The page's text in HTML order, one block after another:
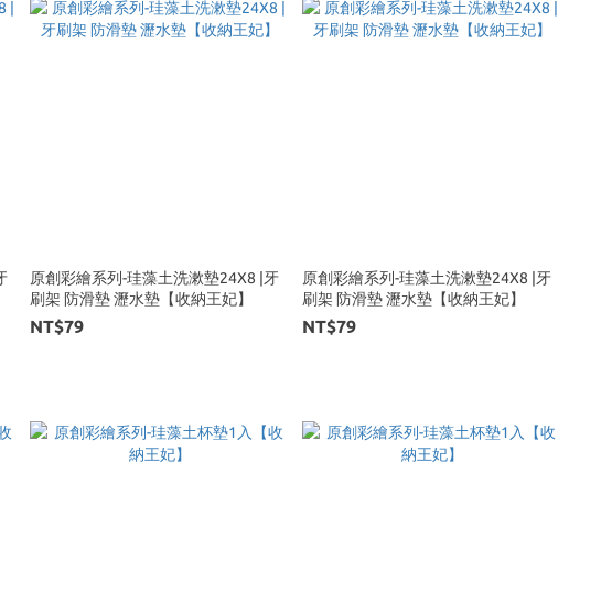
原創彩繪系列-珪藻土洗漱墊24X8 |牙
刷架 防滑墊 瀝水墊【收納王妃】
NT$79
原創彩繪系列-珪藻土洗漱墊24X8 |牙
刷架 防滑墊 瀝水墊【收納王妃】
NT$79